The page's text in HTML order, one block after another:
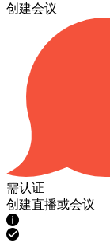
创建会议
需认证
创建直播或会议